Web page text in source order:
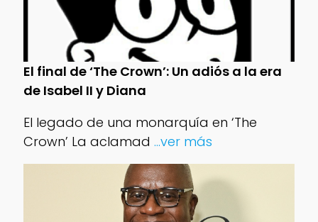
El final de ‘The Crown’: Un adiós a la era
de Isabel II y Diana
El legado de una monarquía en ‘The
Crown’ La aclamad ...ver más